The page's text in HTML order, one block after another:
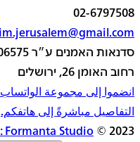
02-6797508
סדנאות האמנים ע״ר 580006575
רחוב האומן 26, ירושלים
انضموا إلى مجموعة
التفاصيل مباشرةً إلى هاتفكم.
2023 ©
Formanta Studio